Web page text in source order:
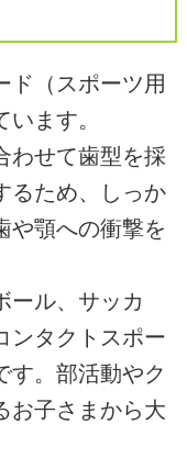
ド（スポーツ用
ます。
わせて歯型を採
るため、しっか
や顎への衝撃を
ール、サッカ
ンタクトスポー
す。部活動やク
お子さまから大